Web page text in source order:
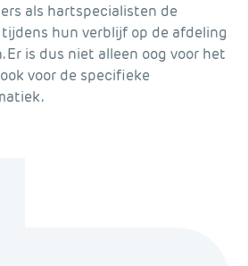
als hartspecialisten de
hun verblijf op de afdeling
Er is dus niet alleen oog voor het
voor de specifieke